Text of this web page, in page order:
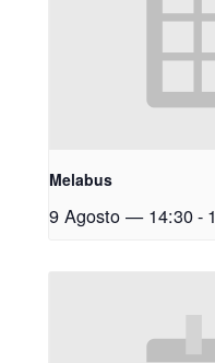
Melabus
9 Agosto — 14:30-